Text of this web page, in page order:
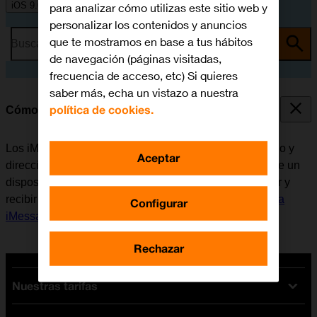
iOS 9.0
Busca por problema o tema
Cómo escribir y enviar iMessages
Los iMessages se pueden enviar a números de teléfono y
direcciones de correo electrónico si el destinatario tiene un
dispositivo que disponga de iMessage. Antes de enviar y
recibir iMessages, es necesarioconfigurar el móvil para
iMessages
Nuestras tarifas
para analizar cómo utilizas este sitio web y
personalizar los contenidos y anuncios
que te mostramos en base a tus hábitos
de navegación (páginas visitadas,
frecuencia de acceso, etc) Si quieres
saber más, echa un vistazo a nuestra
política de cookies.
Configurar
Rechazar
Aceptar